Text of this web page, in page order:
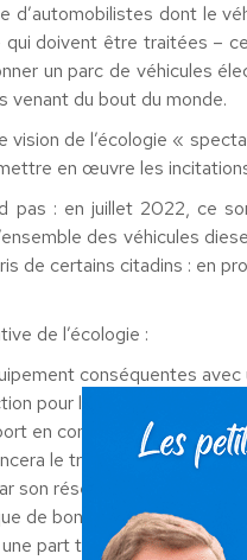
d’automobilistes dont le
doivent être traitées –
un parc de véhicules
venant du bout du monde.
vision de l’écologie «
en œuvre les
pas : en juillet 2022, ce
des véhicules
de certains citadins : en
de l’écologie :
conséquentes
pour les véhicules Crit’Air
en commun propre sur
le transport par le rail,
son réseau ferré
de bon sens qui minimise
part toujours plus